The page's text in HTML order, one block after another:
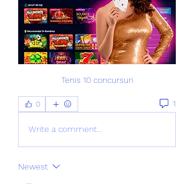
Tenis 10 concursuri
0 1
Write a comment...
Newest